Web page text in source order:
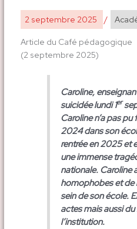
2 septembre 2025 /
Article du Café pédagogique
(2 septembre 2025)
Caroline,
suicidée lundi 1er
Caroline n’a pas pu
2024 dans son
rentrée en 2025 et
une immense
nationale. Caroline
homophobes et de
sein de son école.
actes mais aussi
l’institution.